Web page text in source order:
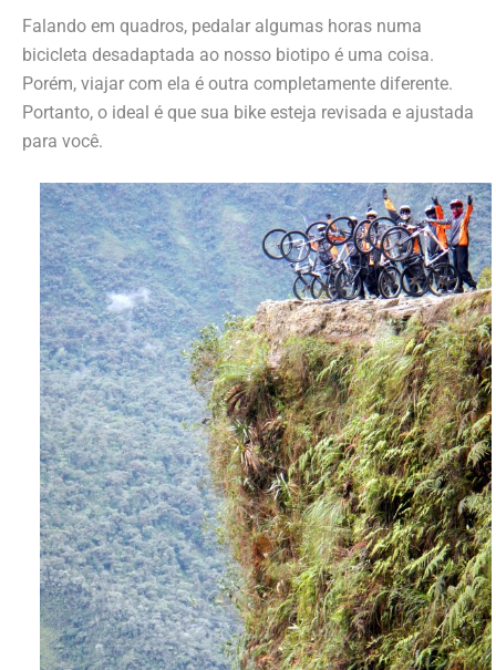
Falando em quadros, pedalar algumas horas numa
bicicleta desadaptada ao nosso biotipo é uma coisa.
Porém, viajar com ela é outra completamente diferente.
Portanto, o ideal é que sua bike esteja revisada e ajustada
para você.